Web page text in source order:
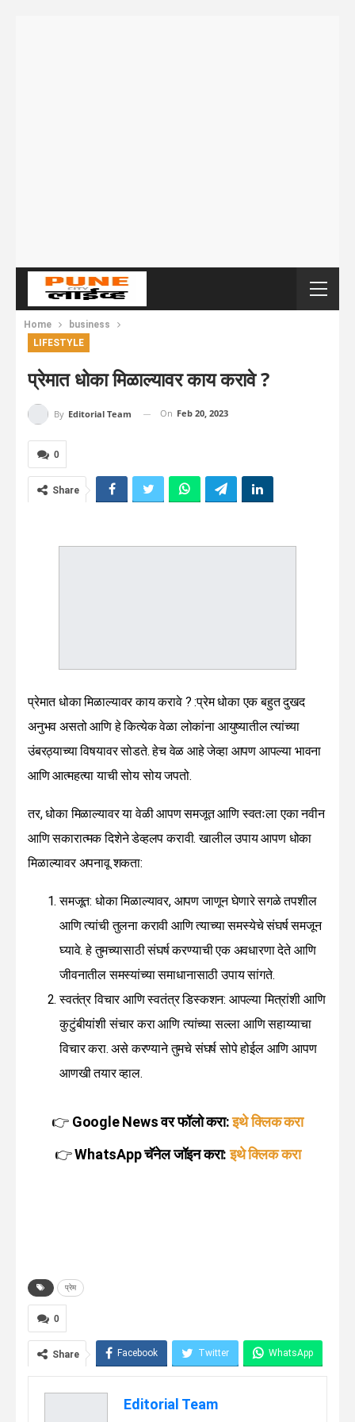
Home
business
LIFESTYLE
प्रेमात धोका मिळाल्यावर काय करावे ?
By Editorial Team On Feb 20, 2023
0
Share
प्रेमात धोका मिळाल्यावर काय करावे ? :प्रेम धोका एक बहुत दुखद
अनुभव असतो आणि हे कित्येक वेळा लोकांना आयुष्यातील त्यांच्या
उंबरठ्याच्या विषयावर सोडते. हेच वेळ आहे जेव्हा आपण आपल्या भावना
आणि आत्महत्या याची सोय सोय जपतो.
तर, धोका मिळाल्यावर या वेळी आपण समजूत आणि स्वतःला एका नवीन
आणि सकारात्मक दिशेने डेव्हलप करावी. खालील उपाय आपण धोका
मिळाल्यावर अपनावू शकता:
समजूत: धोका मिळाल्यावर, आपण जाणून घेणारे सगळे तपशील
आणि त्यांची तुलना करावी आणि त्याच्या समस्येचे संघर्ष समजून
घ्यावे. हे तुमच्यासाठी संघर्ष करण्याची एक अवधारणा देते आणि
जीवनातील समस्यांच्या समाधानासाठी उपाय सांगते.
स्वतंत्र विचार आणि स्वतंत्र डिस्कशन: आपल्या मित्रांशी आणि
कुटुंबीयांशी संचार करा आणि त्यांच्या सल्ला आणि सहाय्याचा
विचार करा. असे करण्याने तुमचे संघर्ष सोपे होईल आणि आपण
आणखी तयार व्हाल.
👉 Google News वर फॉलो करा: इथे क्लिक करा
👉WhatsApp चॅनेल जॉइन करा: इथे क्लिक करा
प्रेम
0
Share Facebook Twitter WhatsApp
Editorial Team